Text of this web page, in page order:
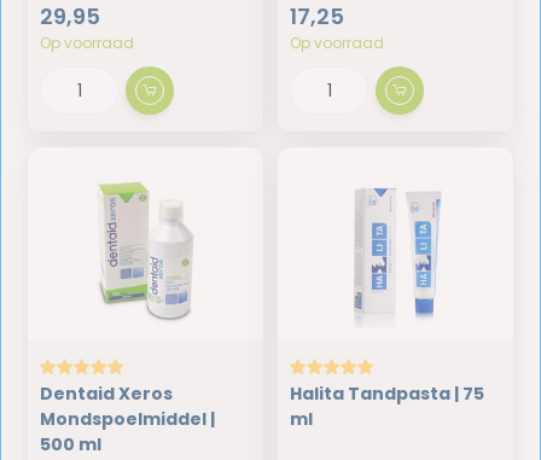
29,95
Op voorraad
17,25
Op voorraad
Dentaid Xeros
Mondspoelmiddel |
500 ml
Halita Tandpasta | 75
ml